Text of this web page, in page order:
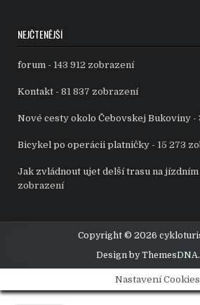
NEJČTENĚJŠÍ
forum - 143 912 zobrazení
Kontakt - 81 837 zobrazení
Nové cesty okolo Čebovskej Bukoviny -
Bicykel po operácii platničky - 15 273
Jak zvládnout ujet delší trasu na jízdním
zobrazení
Copyright © 2026
Design by
Nastavení Cookies